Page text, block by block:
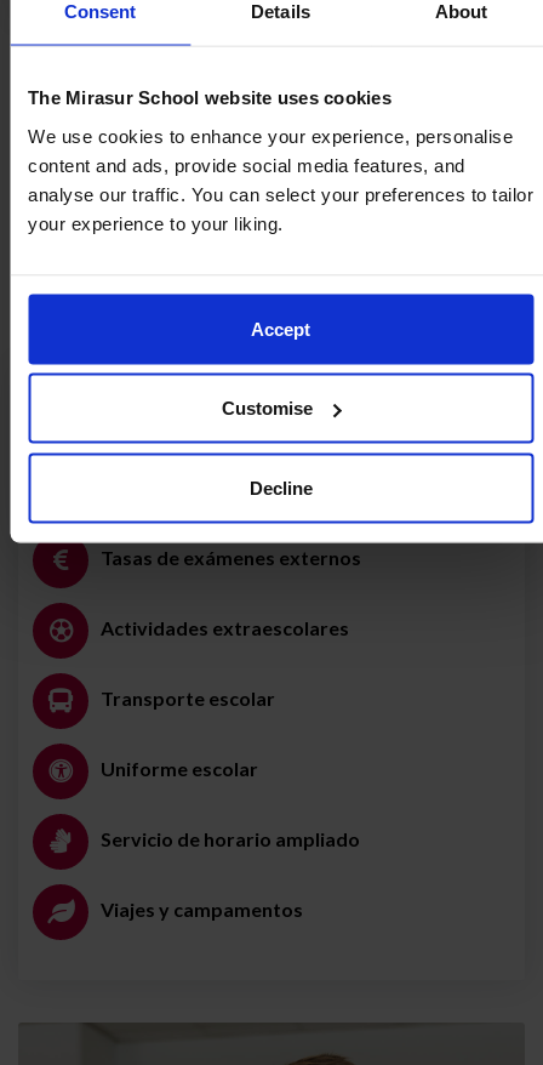
Consent Details About
The Mirasur School website uses cookies
We use cookies to enhance your experience, personalise
content and ads, provide social media features, and
analyse our traffic. You can select your preferences to tailor
your experience to your liking.
Accept
Customise
Decline
Las cuotas no incluyen:
Libros, licencias de libros de texto digitales
Tasas de exámenes externos
Actividades extraescolares
Transporte escolar
Uniforme escolar
Servicio de horario ampliado
Viajes y campamentos